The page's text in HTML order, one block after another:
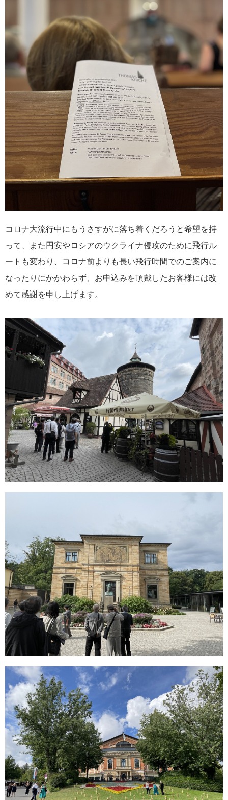
コロナ大流行中にもうさすがに落ち着くだろうと希望を持
って、また円安やロシアのウクライナ侵攻のために飛行ル
ートも変わり、コロナ前よりも長い飛行時間でのご案内に
なったりにかかわらず、お申込みを頂戴したお客様には改
めて感謝を申し上げます。
国内企画 6
バレエツアー 5
ピアノ鑑賞ツアー
年末年始音楽の旅 2
シャンソン 2
ツアー説明会 2
1
フリープラン
バイロイト音楽祭
マエストロ日記
サリエリ 1
映像で楽しむ音楽 1
リンク集
音楽・美術の旅 TOP
音楽・美術の旅 旅行説明会
フォトギャラリー
Films x Music～名作でめぐる音楽の旅